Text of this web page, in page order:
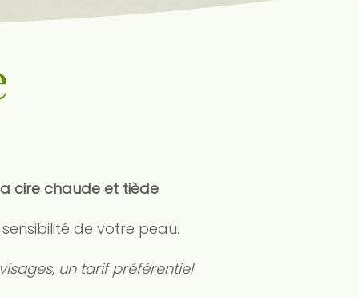
cire chaude et tiède
de votre peau.
un tarif préférentiel